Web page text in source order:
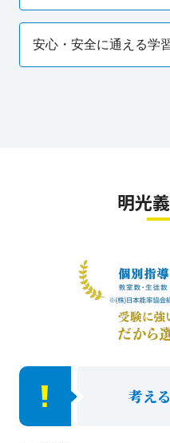
安心・安全に通える学
明光
考え